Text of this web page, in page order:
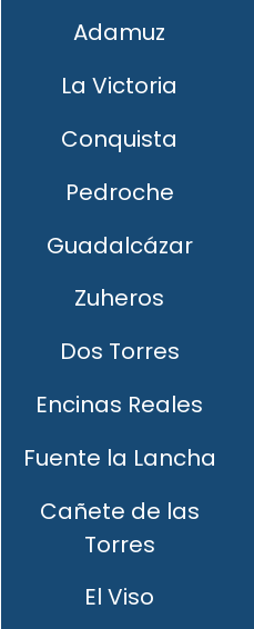
Adamuz
La Victoria
Conquista
Pedroche
Guadalcázar
Zuheros
Dos Torres
Encinas Reales
Fuente la Lancha
Cañete de las
Torres
El Viso